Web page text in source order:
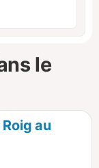
le
au